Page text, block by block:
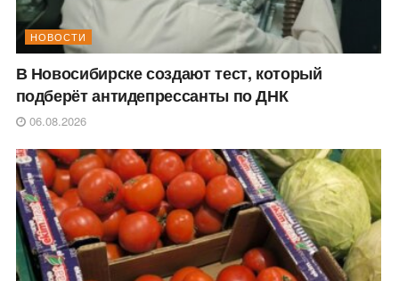
НОВОСТИ
В Новосибирске создают тест, который
подберёт антидепрессанты по ДНК
06.08.2026